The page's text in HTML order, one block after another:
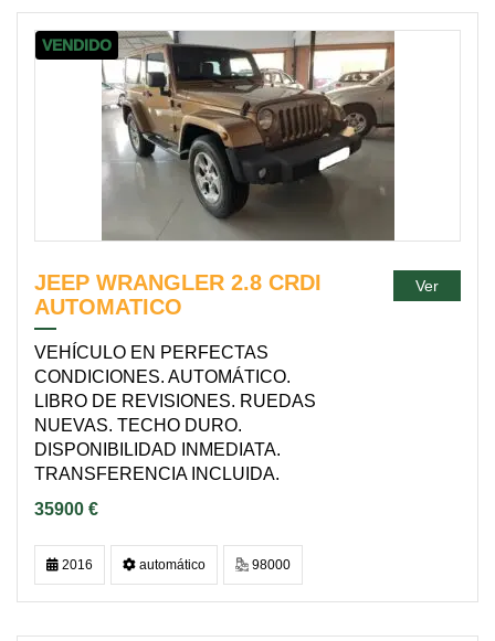
VENDIDO
JEEP WRANGLER 2.8 CRDI
AUTOMATICO
VEHÍCULO EN PERFECTAS
CONDICIONES. AUTOMÁTICO.
LIBRO DE REVISIONES. RUEDAS
NUEVAS. TECHO DURO.
DISPONIBILIDAD INMEDIATA.
TRANSFERENCIA INCLUIDA.
35900 €
Ver
2016 automático 98000